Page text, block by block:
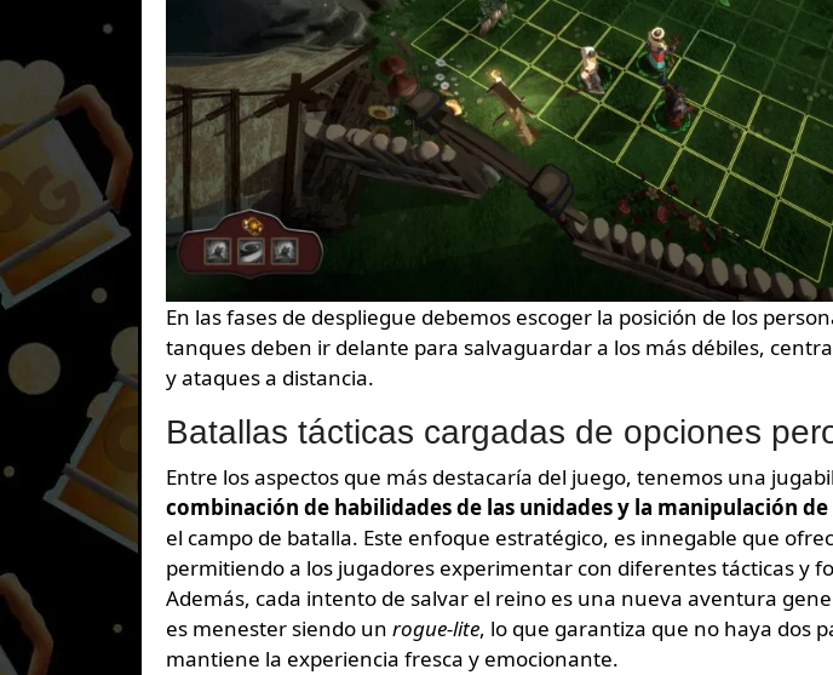
En las fases de despliegue debemos escoger la posición de los
tanques deben ir delante para salvaguardar a los más débiles,
y ataques a distancia.
Batallas tácticas cargadas de opciones
Entre los aspectos que más destacaría del juego, tenemos una
combinación de habilidades de las unidades y la manipulación
el campo de batalla. Este enfoque estratégico, es innegable que
permitiendo a los jugadores experimentar con diferentes tácticas y
Además, cada intento de salvar el reino es una nueva aventura
es menester siendo un rogue-lite, lo que garantiza que no haya dos
mantiene la experiencia fresca y emocionante.